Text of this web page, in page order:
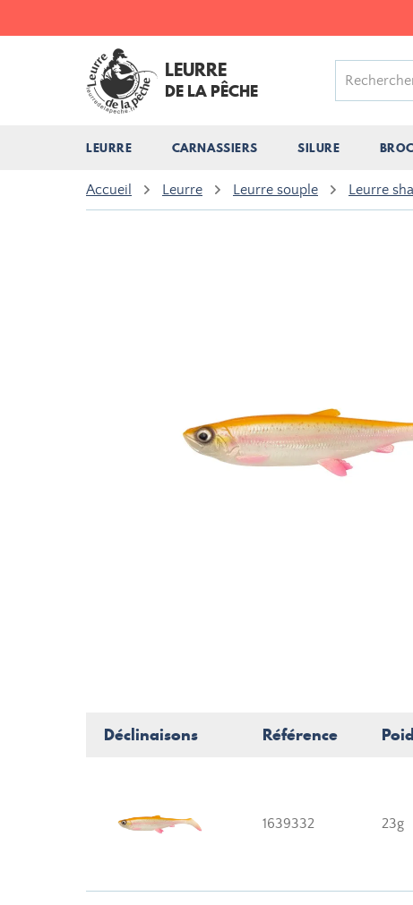
LEURRE
DE LA PÊCHE
LEURRE CARNASSIERS SILURE
Accueil Leurre Leurre souple Leurre
Déclinaisons Référence
1639332 23g